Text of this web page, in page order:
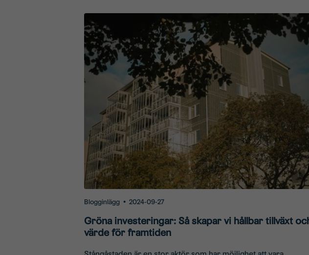
Blogginlägg • 2024-09-27
Gröna investeringar: Så skapar vi hållbar tillväxt
värde för framtiden